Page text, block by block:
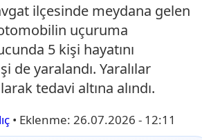
ilçesinde meydana gelen
uçuruma
5 kişi hayatını
de yaralandı. Yaralılar
tedavi altına alındı.
• Eklenme: 26.07.2026 - 12:11